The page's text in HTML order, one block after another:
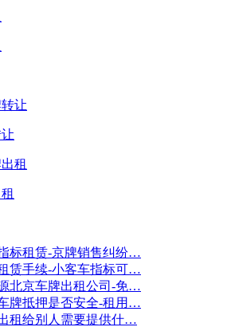
标租赁-京牌销售纠纷…
赁手续-小客车指标可…
北京车牌出租公司-免…
牌抵押是否安全-租用…
租给别人需要提供什…